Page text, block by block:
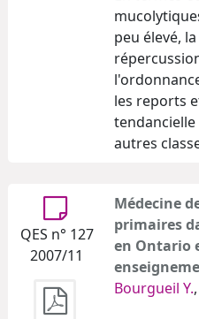
peu élevé,
les reports
autres
QES n° 127
2007/11
Médecine
primaires
en Ontario
Bourgueil Y.,